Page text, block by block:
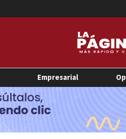
Empresarial